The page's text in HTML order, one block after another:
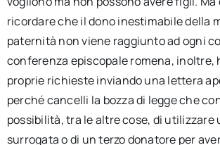
ricordare che il dono inestimabile della
paternità non viene raggiunto ad ogni
conferenza episcopale romena, inoltre,
proprie richieste inviando una lettera
perché cancelli la bozza di legge che
possibilità, tra le altre cose, di utilizzare
surrogata o di un terzo donatore per